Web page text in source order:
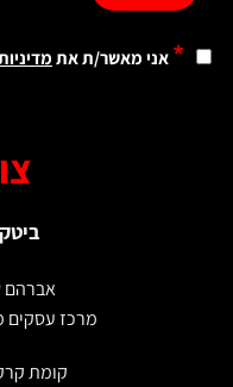
אני מאשר/ת אתמדיניות
ביטק
אברהם שביט 3, כניסה 39
מרכז עסקים
קומת קרקע —